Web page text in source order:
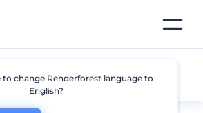
change Renderforest language to
English?